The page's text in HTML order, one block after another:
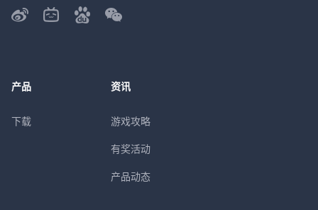
产品
下载
资讯
游戏攻略
有奖活动
产品动态